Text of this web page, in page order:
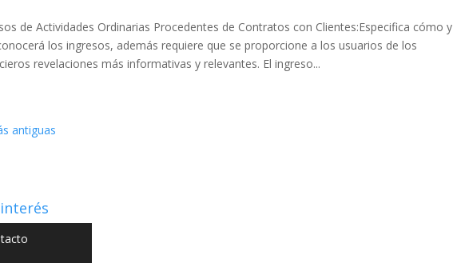
de Actividades Ordinarias Procedentes de Contratos con Clientes:Especifica cómo y
los ingresos, además requiere que se proporcione a los usuarios de los
revelaciones más informativas y relevantes. El ingreso...
antiguas